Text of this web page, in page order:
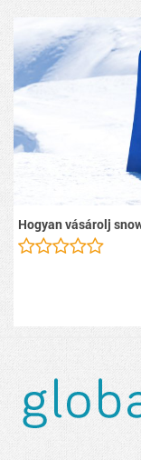
Hogyan vásárolj